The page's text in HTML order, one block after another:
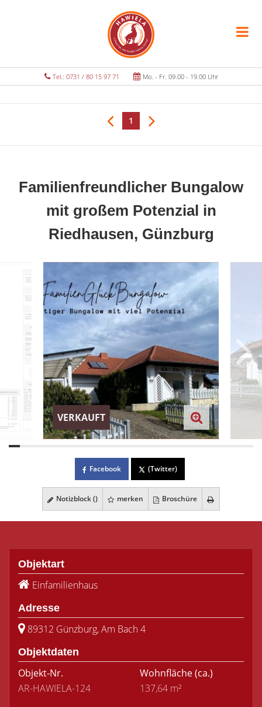
Tel.: 0731 / 80 15 97 71 Mo. - Fr. 09.00 - 19.00 Uhr
1
Familienfreundlicher Bungalow
mit großem Potenzial in
Riedhausen, Günzburg
VERKAUFT
Facebook (Twitter)
Notizblock () merken Broschüre
Objektart
Einfamilienhaus
Adresse
89312 Günzburg, Am Bach 4
Objektdaten
Objekt-Nr.
AR-HAWIELA-124
Wohnfläche(ca.)
137,64 m²